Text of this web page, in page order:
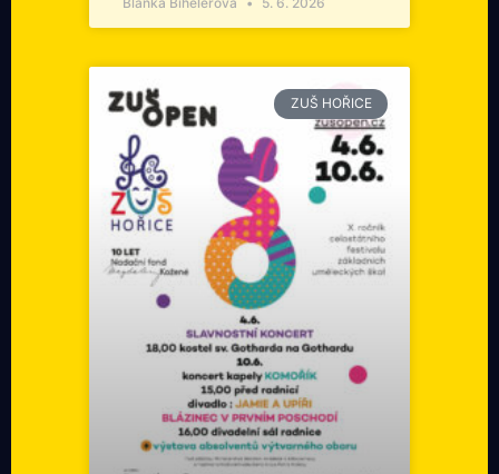
ZUŠ HOŘICE